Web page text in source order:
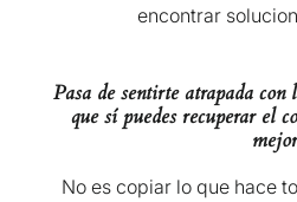
encontrar
Pasa de sentirte atrapada
que sí puedes recuperar el
No es copiar lo que hace